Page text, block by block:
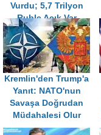
Vurdu; 5,7 Trilyon
Ruble Açık Var
Kremlin'den Trump'a
Yanıt: NATO'nun
Savaşa Doğrudan
Müdahalesi Olur